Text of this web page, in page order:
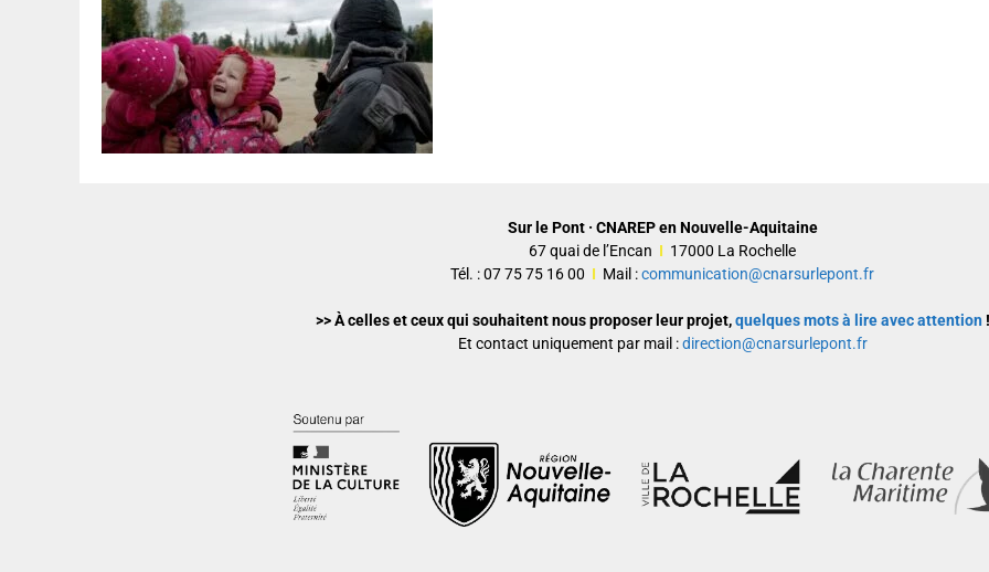
Sur le Pont · CNAREP en Nouvelle-Aquitaine
67 quai de l’Encan I 17000 La Rochelle
Tél. : 07 75 75 16 00 I Mail :communication@cnarsurlepont.fr
>> À celles et ceux qui souhaitent nous proposer leur projet,quelques mots à lire avec attention
Et contact uniquement par mail :direction@cnarsurlepont.fr